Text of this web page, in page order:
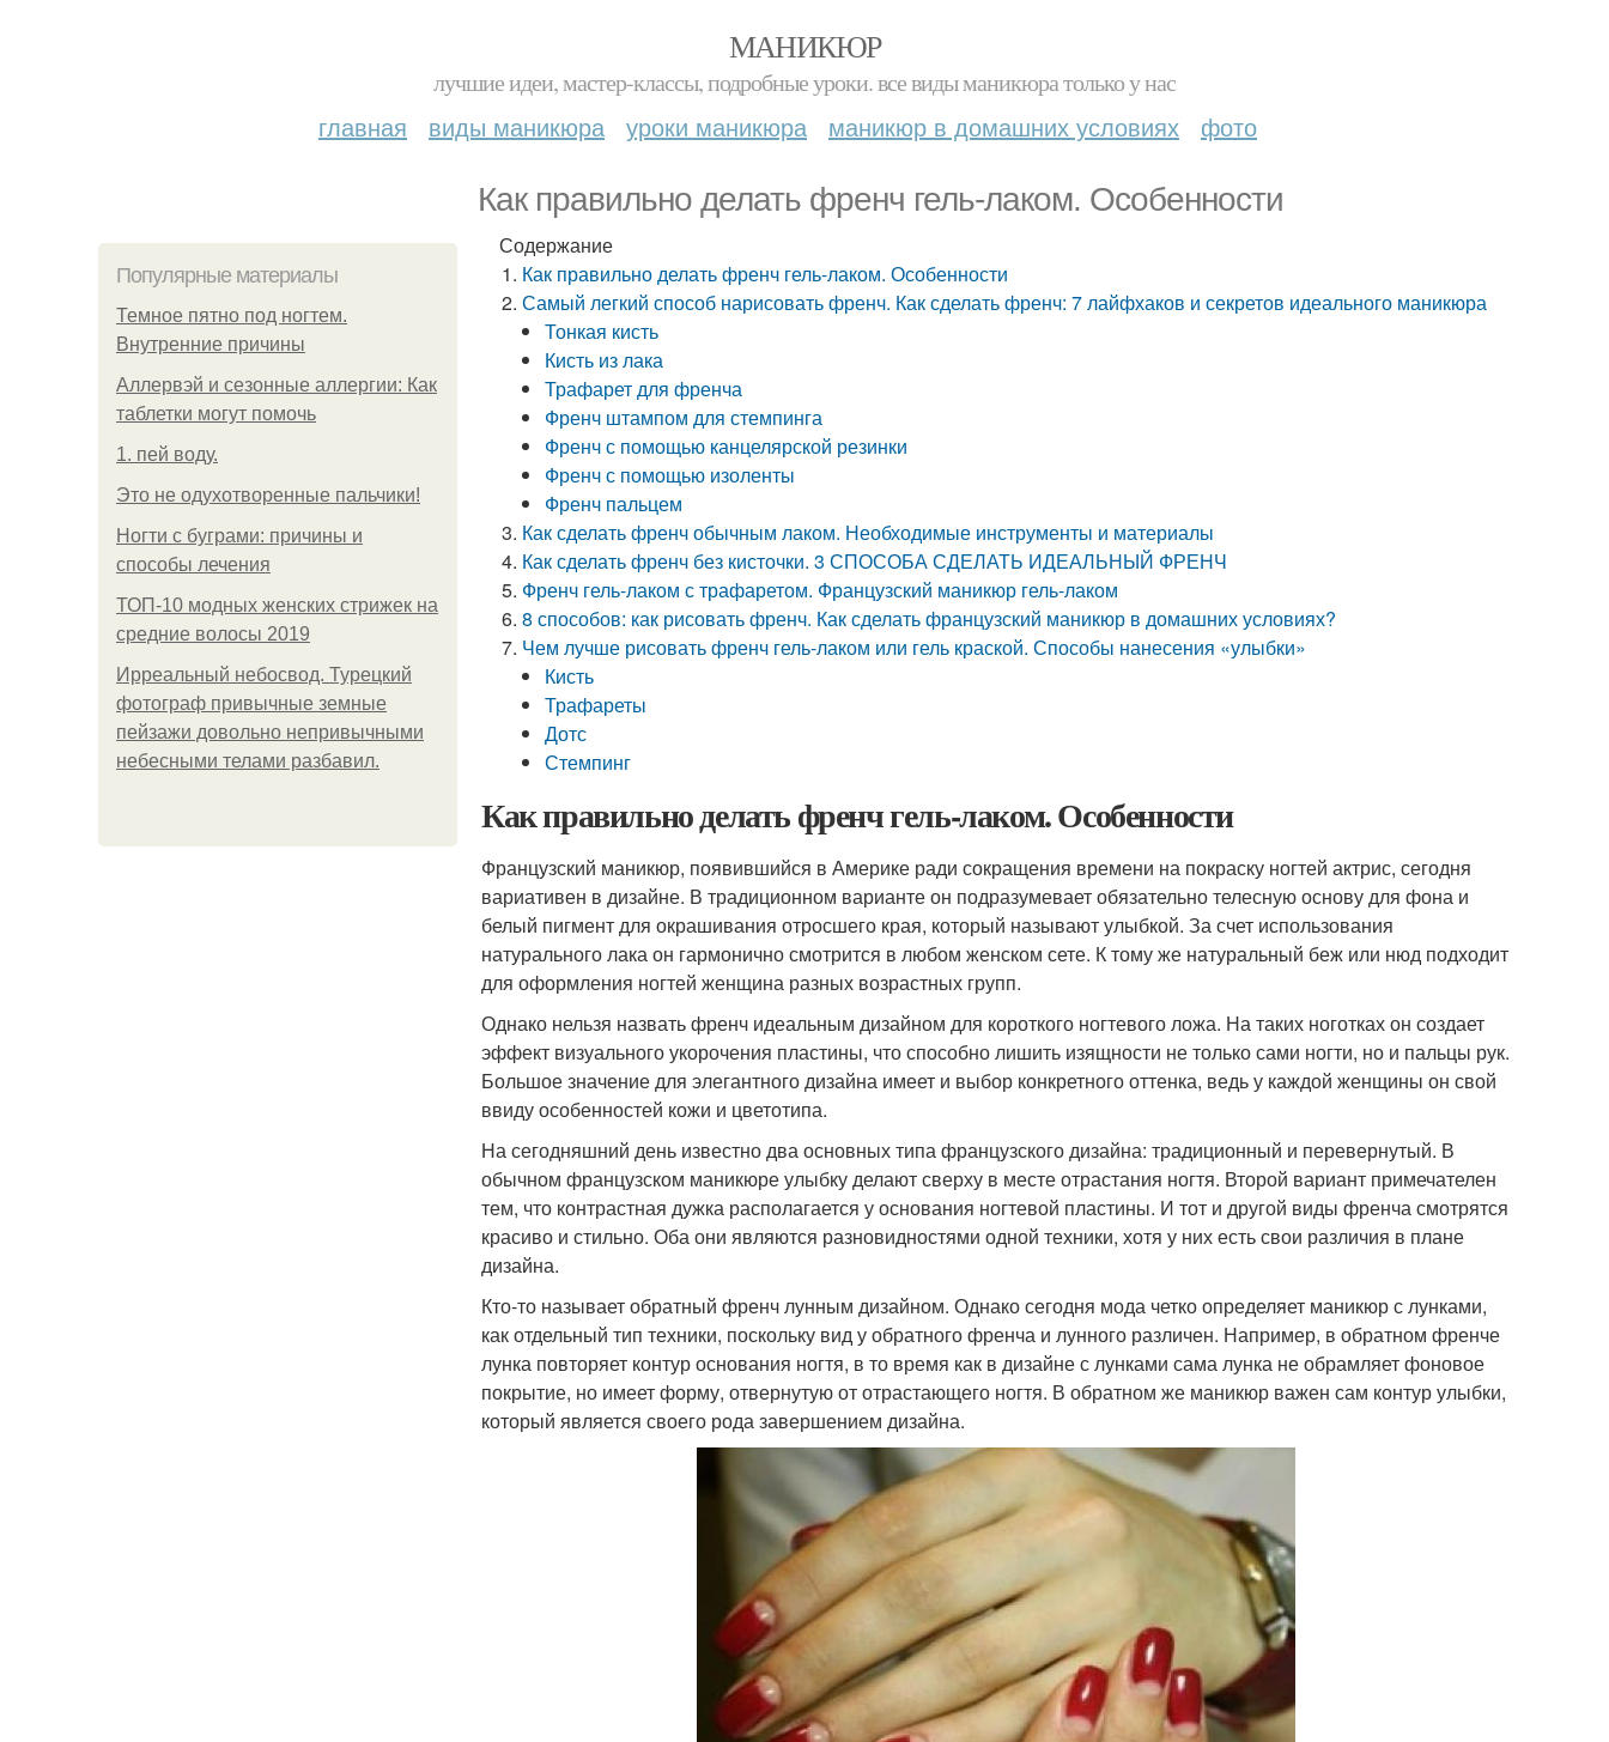
МАНИКЮР
лучшие идеи, мастер-классы, подробные уроки. все виды маникюра только у нас
главная виды маникюра уроки маникюра маникюр в домашних условиях фото
Как правильно делать френч гель-лаком. Особенности
Популярные материалы
Темное пятно под ногтем.
Внутренние причины
Аллервэй и сезонные аллергии: Как
таблетки могут помочь
1. пей воду.
Это не одухотворенные пальчики!
Ногти с буграми: причины и
способы лечения
ТОП-10 модных женских стрижек на
средние волосы 2019
Ирреальный небосвод. Турецкий
фотограф привычные земные
пейзажи довольно непривычными
небесными телами разбавил.
Содержание
Как правильно делать френч гель-лаком. Особенности
Самый легкий способ нарисовать френч. Как сделать френч: 7 лайфхаков и секретов идеального маникюра
Тонкая кисть
Кисть из лака
Трафарет для френча
Френч штампом для стемпинга
Френч с помощью канцелярской резинки
Френч с помощью изоленты
Френч пальцем
Как сделать френч обычным лаком. Необходимые инструменты и материалы
Как сделать френч без кисточки. 3 СПОСОБА СДЕЛАТЬ ИДЕАЛЬНЫЙ ФРЕНЧ
Френч гель-лаком с трафаретом. Французский маникюр гель-лаком
8 способов: как рисовать френч. Как сделать французский маникюр в домашних условиях?
Чем лучше рисовать френч гель-лаком или гель краской. Способы нанесения «улыбки»
Кисть
Трафареты
Дотс
Стемпинг
Как правильно делать френч гель-лаком. Особенности
Французский маникюр, появившийся в Америке ради сокращения времени на покраску ногтей актрис, сегодня
вариативен в дизайне. В традиционном варианте он подразумевает обязательно телесную основу для фона и
белый пигмент для окрашивания отросшего края, который называют улыбкой. За счет использования
натурального лака он гармонично смотрится в любом женском сете. К тому же натуральный беж или нюд подходит
для оформления ногтей женщина разных возрастных групп.
Однако нельзя назвать френч идеальным дизайном для короткого ногтевого ложа. На таких ноготках он создает
эффект визуального укорочения пластины, что способно лишить изящности не только сами ногти, но и пальцы рук.
Большое значение для элегантного дизайна имеет и выбор конкретного оттенка, ведь у каждой женщины он свой
ввиду особенностей кожи и цветотипа.
На сегодняшний день известно два основных типа французского дизайна: традиционный и перевернутый. В
обычном французском маникюре улыбку делают сверху в месте отрастания ногтя. Второй вариант примечателен
тем, что контрастная дужка располагается у основания ногтевой пластины. И тот и другой виды френча смотрятся
красиво и стильно. Оба они являются разновидностями одной техники, хотя у них есть свои различия в плане
дизайна.
Кто-то называет обратный френч лунным дизайном. Однако сегодня мода четко определяет маникюр с лунками,
как отдельный тип техники, поскольку вид у обратного френча и лунного различен. Например, в обратном френче
лунка повторяет контур основания ногтя, в то время как в дизайне с лунками сама лунка не обрамляет фоновое
покрытие, но имеет форму, отвернутую от отрастающего ногтя. В обратном же маникюр важен сам контур улыбки,
который является своего рода завершением дизайна.